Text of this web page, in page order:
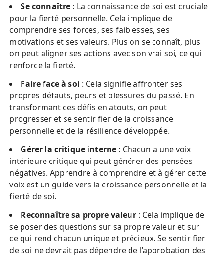
Se connaître : La connaissance de soi est cruciale
pour la fierté personnelle. Cela implique de
comprendre ses forces, ses faiblesses, ses
motivations et ses valeurs. Plus on se connaît, plus
on peut aligner ses actions avec son vrai soi, ce qui
renforce la fierté.
Faire face à soi : Cela signifie affronter ses
propres défauts, peurs et blessures du passé. En
transformant ces défis en atouts, on peut
progresser et se sentir fier de la croissance
personnelle et de la résilience développée.
Gérer la critique interne : Chacun a une voix
intérieure critique qui peut générer des pensées
négatives. Apprendre à comprendre et à gérer cette
voix est un guide vers la croissance personnelle et la
fierté de soi.
Reconnaître sa propre valeur: Cela implique de
se poser des questions sur sa propre valeur et sur
ce qui rend chacun unique et précieux. Se sentir fier
de soi ne devrait pas dépendre de l’approbation des